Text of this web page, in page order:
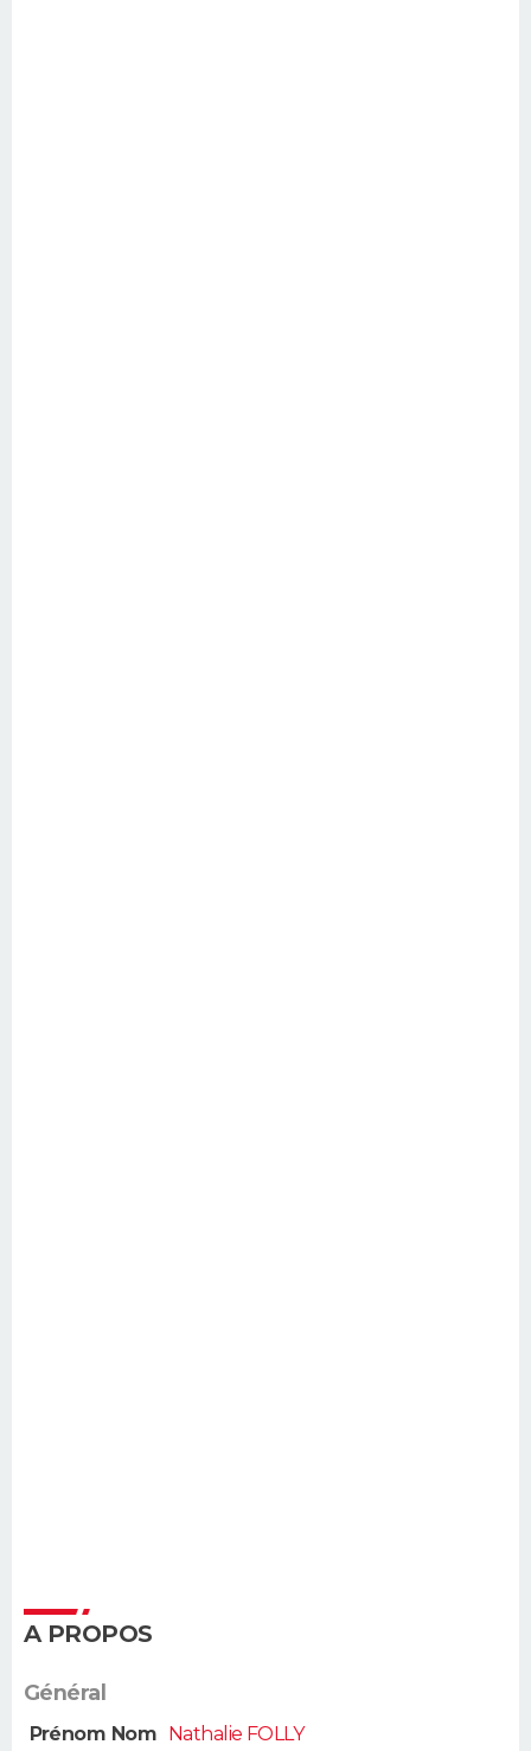
A PROPOS
Général
Prénom Nom Nathalie FOLLY